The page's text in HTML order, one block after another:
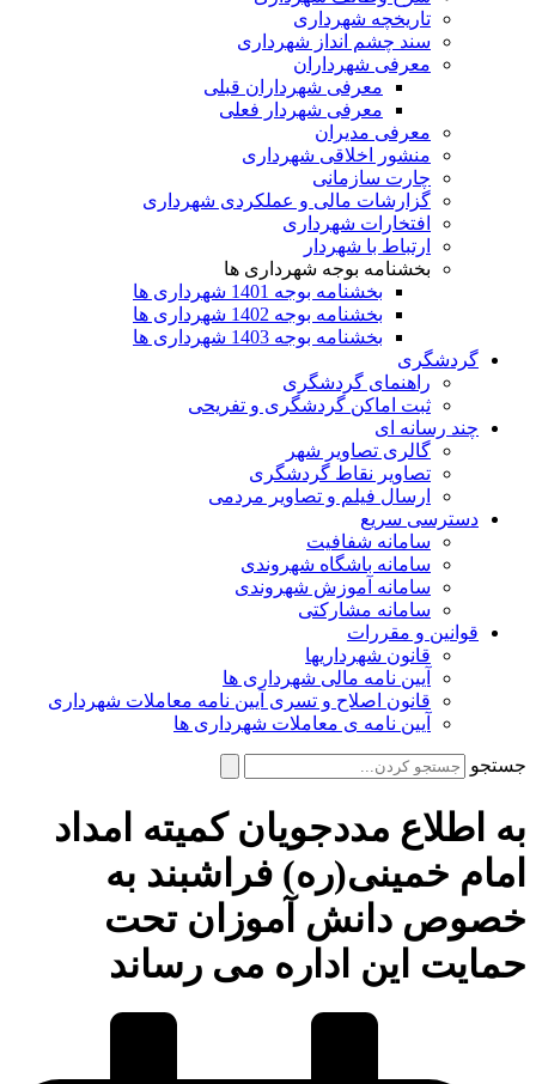
تاریخچه شهرداری
سند چشم انداز شهرداری
معرفی شهرداران
معرفی شهرداران قبلی
معرفی شهردار فعلی
معرفی مدیران
منشور اخلاقی شهرداری
چارت سازمانی
گزارشات مالی و عملکردی شهرداری
افتخارات شهرداری
ارتباط با شهردار
بخشنامه بوجه شهرداری ها
بخشنامه بوجه 1401 شهرداری ها
بخشنامه بوجه 1402 شهرداری ها
بخشنامه بوجه 1403 شهرداری ها
گردشگری
راهنمای گردشگری
ثبت اماکن گردشگری و تفریحی
چند رسانه ای
گالری تصاویر شهر
تصاویر نقاط گردشگری
ارسال فیلم و تصاویر مردمی
دسترسی سریع
سامانه شفافیت
سامانه باشگاه شهروندی
سامانه آموزش شهروندی
سامانه مشارکتی
قوانین و مقررات
قانون شهرداریها
آیین نامه مالی شهرداری ها
قانون اصلاح و تسری آیین نامه معاملات شهرداری
آیین نامه ی معاملات شهرداری ها
جستجو
به اطلاع مددجویان کمیته امداد
امام خمینی(ره) فراشبند به
خصوص دانش آموزان تحت
حمایت این اداره می رساند